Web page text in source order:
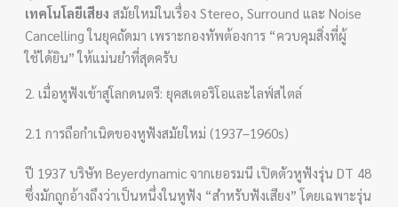
เทคโนโลยีเสียง สมัยใหม่ในเรื่อง Stereo, Surround และ Noise
Cancelling ในยุคถัดมา เพราะกองทัพต้องการ “ควบคุมสิ่งที่ผู้
ใช้ได้ยิน” ให้แม่นยำที่สุดครับ
2. เมื่อหูฟังเข้าสู่โลกดนตรี: ยุคสเตอริโอและไลฟ์สไตล์
2.1 การถือกำเนิดของหูฟังสมัยใหม่ (1937–1960s)
ปี 1937 บริษัท Beyerdynamic จากเยอรมนี เปิดตัวหูฟังรุ่น DT 48
ซึ่งมักถูกอ้างถึงว่าเป็นหนึ่งในหูฟัง “สำหรับฟังเสียง” โดยเฉพาะรุ่น